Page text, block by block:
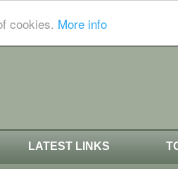
cookies. More info
LATEST LINKS